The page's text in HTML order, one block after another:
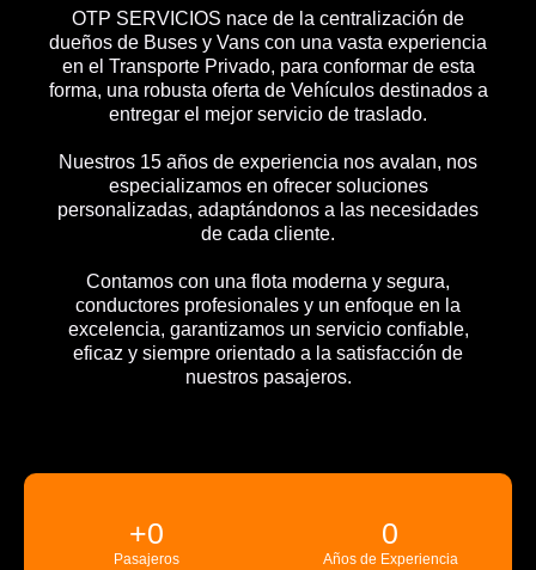
OTP SERVICIOS nace de la centralización de
dueños de Buses y Vans con una vasta experiencia
en el Transporte Privado, para conformar de esta
forma, una robusta oferta de Vehículos destinados a
entregar el mejor servicio de traslado.
Nuestros 15 años de experiencia nos avalan, nos
especializamos en ofrecer soluciones
personalizadas, adaptándonos a las necesidades
de cada cliente.
Contamos con una flota moderna y segura,
conductores profesionales y un enfoque en la
excelencia, garantizamos un servicio confiable,
eficaz y siempre orientado a la satisfacción de
nuestros pasajeros.
Pasajeros
+0
Años de Experiencia
0